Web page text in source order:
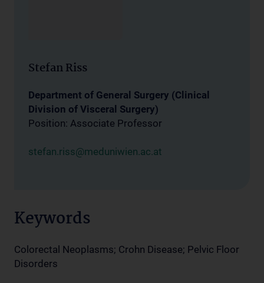
Stefan Riss
Department of General Surgery (Clinical
Division of Visceral Surgery)
Position: Associate Professor
stefan.riss@meduniwien.ac.at
Keywords
Colorectal Neoplasms; Crohn Disease; Pelvic Floor
Disorders